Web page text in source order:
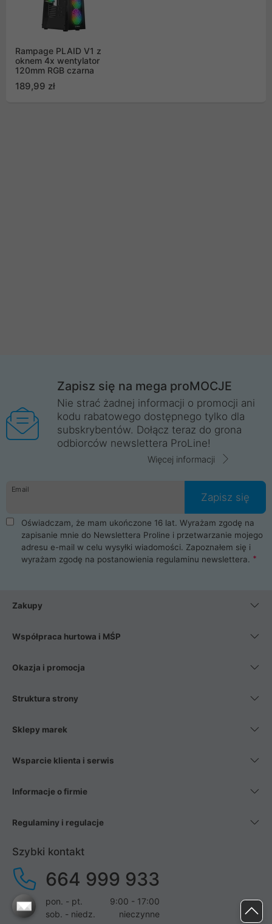
Rampage PLAID V1 z
oknem 4x wentylator
120mm RGB czarna
189,99 zł
Zapisz się na mega proMOCJE
Nie strać żadnej informacji o promocji ani
kodu rabatowego dostępnego tylko dla
subskrybentów. Dołącz teraz do grona
odbiorców newslettera ProLine!
Więcej informacji
Email
Zapisz się
Oświadczam, że mam ukończone 16 lat. Wyrażam zgodę na
zapisanie mnie do Newslettera Proline i przetwarzanie mojego
adresu e-mail w celu wysyłki wiadomości. Zapoznałem się i
wyrażam zgodę na postanowienia regulaminu newslettera.
Zakupy
Współpraca hurtowa i MŚP
Okazja i promocja
Struktura strony
Sklepy marek
Wsparcie klienta i serwis
Informacje o firmie
Regulaminy i regulacje
Szybki kontakt
664 999 933
pon. - pt.
9:00 - 17:00
sob. - niedz.
nieczynne